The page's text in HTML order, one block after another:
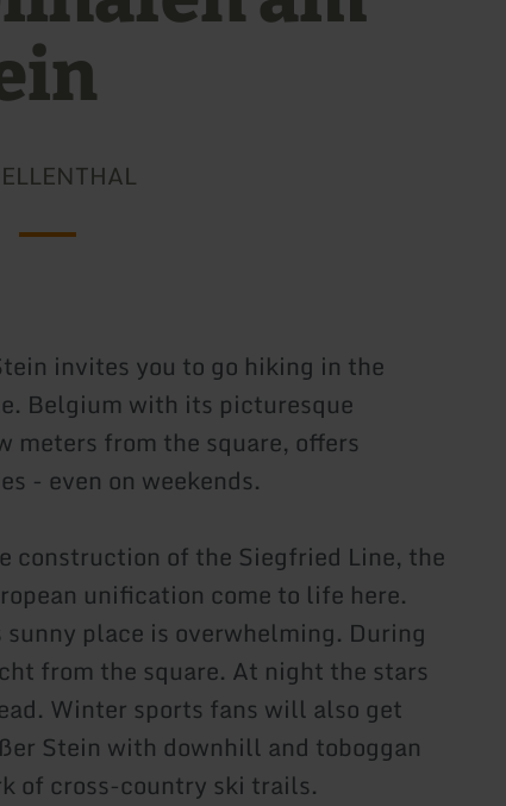
invites you to go hiking in the
Belgium with its picturesque
meters from the square, offers
- even on weekends.
of the Siegfried Line, the
unification come to life here.
place is overwhelming. During
from the square. At night the stars
Winter sports fans will also get
Stein with downhill and toboggan
of cross-country ski trails.